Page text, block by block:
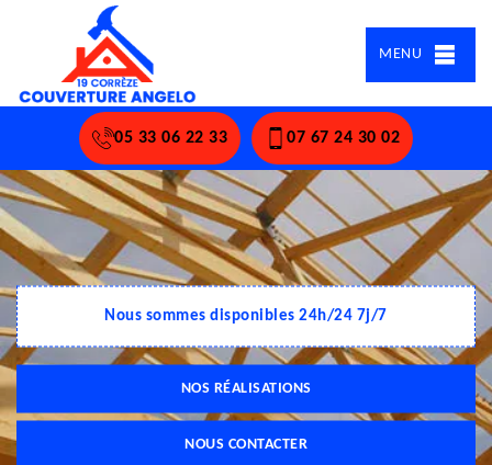
MENU
05 33 06 22 33 07 67 24 30 02
Nous sommes disponibles 24h/24 7j/7
NOS RÉALISATIONS
NOUS CONTACTER